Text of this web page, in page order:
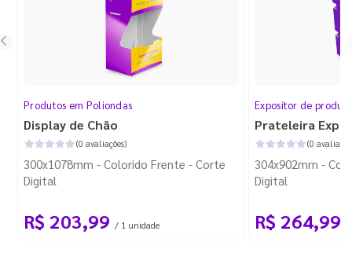
Produtos em Poliondas
Display de Chão
(0 avaliações)
300x1078mm - Colorido Frente - Corte
Digital
R$ 203,99 / 1 unidade
Expositor de
Prateleira
(0
304x902mm -
Digital
R$ 264,99